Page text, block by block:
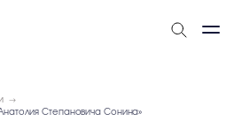
Степановича Сонина»